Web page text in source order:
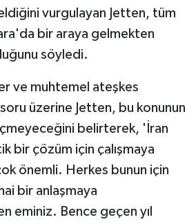
vurgulayan Jetten, tüm
bir araya gelmekten
söyledi.
ve muhtemel ateşkes
üzerine Jetten, bu konunun
belirterek, 'İran
bir çözüm için çalışmaya
önemli. Herkes bunun için
bir anlaşmaya
eminiz. Bence geçen yıl